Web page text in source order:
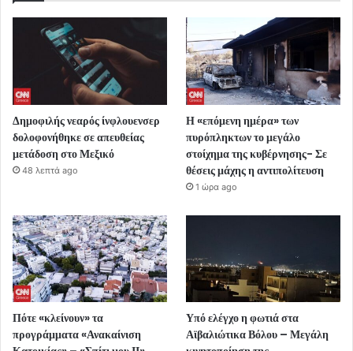
Δημοφιλής νεαρός ίνφλουενσερ
δολοφονήθηκε σε απευθείας
μετάδοση στο Μεξικό
48 λεπτά ago
Η «επόμενη ημέρα» των
πυρόπληκτων το μεγάλο
στοίχημα της κυβέρνησης- Σε
θέσεις μάχης η αντιπολίτευση
1 ώρα ago
Πότε «κλείνουν» τα
προγράμματα «Ανακαίνιση
Υπό ελέγχο η φωτιά στα
Αϊβαλιώτικα Βόλου – Μεγάλη